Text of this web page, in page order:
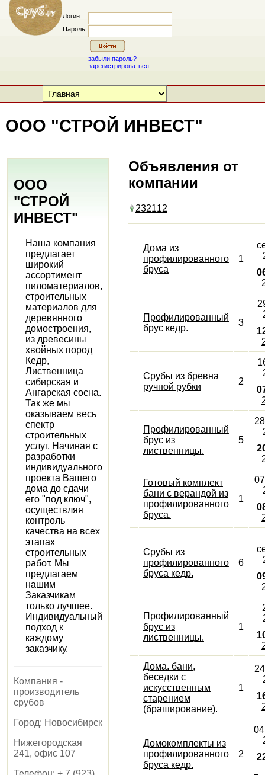
Логин:
Пароль:
забыли пароль?
зарегистрироваться
ООО "СТРОЙ ИНВЕСТ"
ООО
"СТРОЙ
ИНВЕСТ"
Наша компания
предлагает
широкий
ассортимент
пиломатериалов,
строительных
материалов для
деревянного
домостроения,
из древесины
хвойных пород
Кедр,
Лиственница
сибирская и
Ангарская сосна.
Так же мы
оказываем весь
спектр
строительных
услуг. Начиная с
разработки
индивидуального
проекта Вашего
дома до сдачи
его "под ключ",
осуществляя
контроль
качества на всех
этапах
строительных
работ. Мы
предлагаем
нашим
Заказчикам
только лучшее.
Индивидуальный
подход к
каждому
заказчику.
Компания -
производитель
срубов
Город: Новосибирск
Нижегородская
241, офис 107
Объявления от
компании
232112
Дома из
профилированного
бруса
1
Профилированный
брус кедр.
3
Срубы из бревна
ручной рубки
2
Профилированный
брус из
лиственницы.
5
Готовый комплект
бани с верандой из
профилированного
бруса.
1
Срубы из
профилированного
бруса кедр.
6
Профилированный
брус из
лиственницы.
1
Дома. бани,
беседки с
искусственным
старением
(браширование).
1
Домокомплекты из
профилированного
бруса кедр.
2